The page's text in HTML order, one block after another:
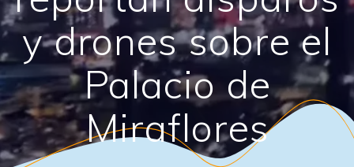
y drones sobre el
Palacio de
Miraflores